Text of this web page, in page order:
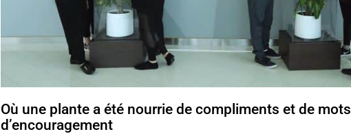
Où une plante a été nourrie de compliments et de mots
d’encouragement